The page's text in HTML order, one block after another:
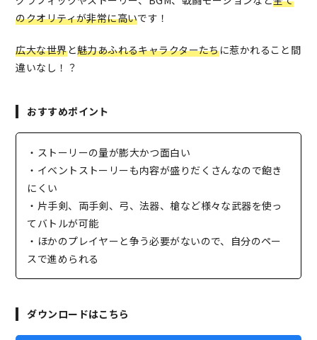
のクオリティが非常に高いです！
広大な世界と魅力あふれるキャラクターたちに惹かれること間
違いなし！？
おすすめポイント
・ストーリーの量が膨大かつ面白い
・イベントストーリーも内容が盛りだくさんなので飽き
にくい
・片手剣、両手剣、弓、法器、槍など様々な武器を使っ
てバトルが可能
・ほかのプレイヤーと争う必要がないので、自分のペー
スで進められる
ダウンロードはこちら